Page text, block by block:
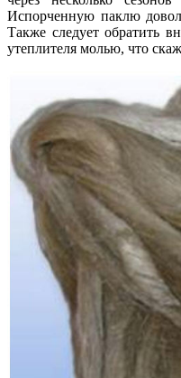
Испорченную паклю
Также следует обратить
утеплителя молью, что